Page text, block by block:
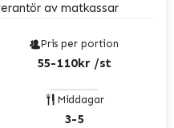
av matkassar
Pris per portion
55-110kr /st
Middagar
3-5